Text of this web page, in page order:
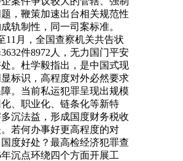
，鞭策加速出台相关规范性
轨制性，同一司案标准。
11月，全国查察机关共告状
件8972人，无力国门平安
。杜学毅指出，是中国式现
标识，高程度对外必然要求
。当前私运犯罪呈现出规模
、职业化、链条化等新特
沉法益，形成国度财务税收
若何办事好更高程度的对
度好处？最高检经济犯罪查
年沉点环绕四个方面开展工